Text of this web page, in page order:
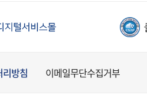
리방침 이메일무단수집거부